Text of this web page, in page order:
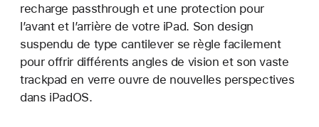
recharge passthrough et une protection pour
l’avant et l’arrière de votre iPad. Son design
suspendu de type cantilever se règle facilement
pour offrir différents angles de vision et son vaste
trackpad en verre ouvre de nouvelles perspectives
dans iPadOS.